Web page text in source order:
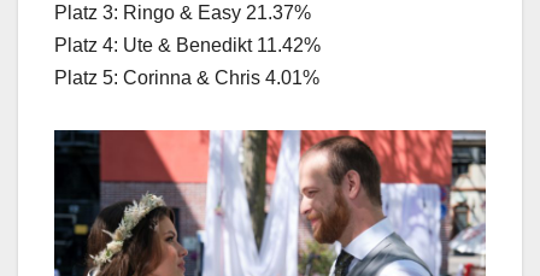
Platz 3: Ringo & Easy 21.37%
Platz 4: Ute & Benedikt 11.42%
Platz 5: Corinna & Chris 4.01%